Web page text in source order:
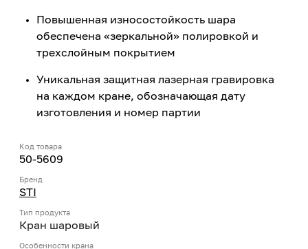
Повышенная износостойкость шара
обеспечена «зеркальной» полировкой и
трехслойным покрытием
Уникальная защитная лазерная гравировка
на каждом кране, обозначающая дату
изготовления и номер партии
Код товара
50-5609
Бренд
STI
Тип продукта
Кран шаровый
Особенности крана